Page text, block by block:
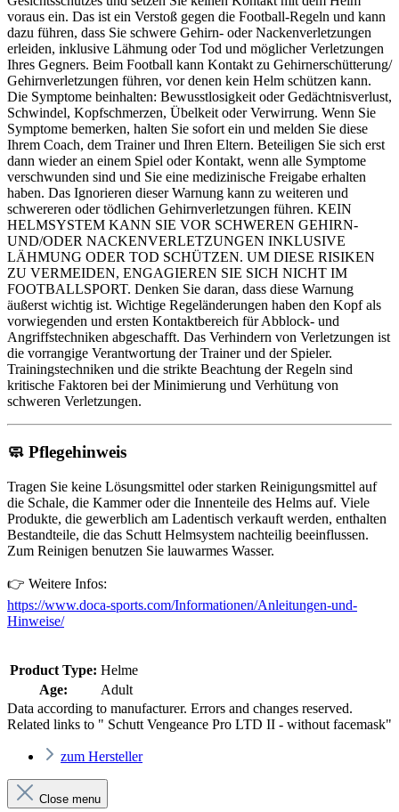
voraus ein. Das ist ein Verstoß gegen die Football-Regeln und kann
dazu führen, dass Sie schwere Gehirn- oder Nackenverletzungen
erleiden, inklusive Lähmung oder Tod und möglicher Verletzungen
Ihres Gegners. Beim Football kann Kontakt zu Gehirnerschütterung/
Gehirnverletzungen führen, vor denen kein Helm schützen kann.
Die Symptome beinhalten: Bewusstlosigkeit oder Gedächtnisverlust,
Schwindel, Kopfschmerzen, Übelkeit oder Verwirrung. Wenn Sie
Symptome bemerken, halten Sie sofort ein und melden Sie diese
Ihrem Coach, dem Trainer und Ihren Eltern. Beteiligen Sie sich erst
dann wieder an einem Spiel oder Kontakt, wenn alle Symptome
verschwunden sind und Sie eine medizinische Freigabe erhalten
haben. Das Ignorieren dieser Warnung kann zu weiteren und
schwereren oder tödlichen Gehirnverletzungen führen. KEIN
HELMSYSTEM KANN SIE VOR SCHWEREN GEHIRN-
UND/ODER NACKENVERLETZUNGEN INKLUSIVE
LÄHMUNG ODER TOD SCHÜTZEN. UM DIESE RISIKEN
ZU VERMEIDEN, ENGAGIEREN SIE SICH NICHT IM
FOOTBALLSPORT. Denken Sie daran, dass diese Warnung
äußerst wichtig ist. Wichtige Regeländerungen haben den Kopf als
vorwiegenden und ersten Kontaktbereich für Abblock- und
Angriffstechniken abgeschafft. Das Verhindern von Verletzungen ist
die vorrangige Verantwortung der Trainer und der Spieler.
Trainingstechniken und die strikte Beachtung der Regeln sind
kritische Faktoren bei der Minimierung und Verhütung von
schweren Verletzungen.
🧼 Pflegehinweis
Tragen Sie keine Lösungsmittel oder starken Reinigungsmittel auf
die Schale, die Kammer oder die Innenteile des Helms auf. Viele
Produkte, die gewerblich am Ladentisch verkauft werden, enthalten
Bestandteile, die das Schutt Helmsystem nachteilig beeinflussen.
Zum Reinigen benutzen Sie lauwarmes Wasser.
👉 Weitere Infos:
https://www.doca-sports.com/Informationen/Anleitungen-und-
Hinweise/
Product Type: Helme
Age:
Adult
Data according to manufacturer. Errors and changes reserved.
Related links to " Schutt Vengeance Pro LTD II - without facemask"
zum Hersteller
Close menu